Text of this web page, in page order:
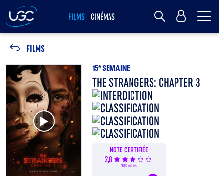
FILMS CINÉMAS MY UGC
FILMS
Voir la bande annonce
15e SEMAINE
THE STRANGERS: CHAPTER 3
NOTE CERTIFIÉE
2,8
103 notes